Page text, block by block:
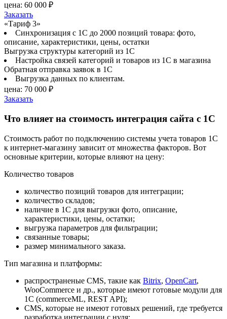
цена: 60 000 ₽
Заказать
«Тариф 3»
Синхронизация с 1С до 2000 позиций товара: фото,
описание, характеристики, цены, остатки
Выгрузка структуры категорий из 1С
Настройка связей категорий и товаров из 1С в магазина
Обратная отправка заявок в 1С
Выгрузка данных по клиентам.
цена: 70 000 ₽
Заказать
Что влияет на стоимость интеграция сайта с 1С
Стоимость работ по подключению системы учета товаров 1С
к интернет-магазину зависит от множества факторов. Вот
основные критерии, которые влияют на цену:
Количество товаров
количество позиций товаров для интеграции;
количество складов;
наличие в 1С для выгрузки фото, описание,
характеристики, цены, остатки;
выгрузка параметров для фильтрации;
связанные товары;
размер минимального заказа.
Тип магазина и платформы:
распространеные CMS, такие как Bitrix, OpenCart,
WooCommerce и др., которые имеют готовые модули для
1С (commerceML, REST API);
CMS, которые не имеют готовых решений, где требуется
разработка интеграции с нуля;